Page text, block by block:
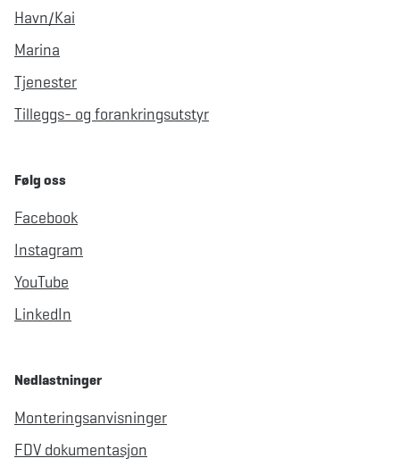
Havn/Kai
Marina
Tjenester
Tilleggs- og forankringsutstyr
Følg oss
Facebook
Instagram
YouTube
LinkedIn
Nedlastninger
Monteringsanvisninger
FDV dokumentasjon